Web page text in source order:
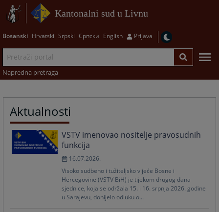
Kantonalni sud u Livnu
Bosanski Hrvatski Srpski Српски English Prijava
Napredna pretraga
Aktualnosti
VSTV imenovao nositelje pravosudnih
funkcija
16.07.2026.
Visoko sudbeno i tužiteljsko vijeće Bosne i
Hercegovine (VSTV BiH) je tijekom drugog dana
sjednice, koja se održala 15. i 16. srpnja 2026. godine
u Sarajevu, donijelo odluku o...